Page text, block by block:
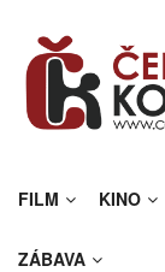
FILM KINO
ZÁBAVA